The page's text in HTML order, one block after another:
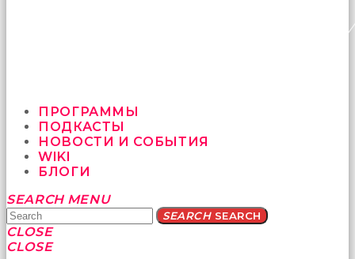
ПРОГРАММЫ
ПОДКАСТЫ
НОВОСТИ И СОБЫТИЯ
WIKI
БЛОГИ
Yatağa
bile
geçmeye
fırsat
SEARCH MENU
SEARCHSEARCH
CLOSE
CLOSE